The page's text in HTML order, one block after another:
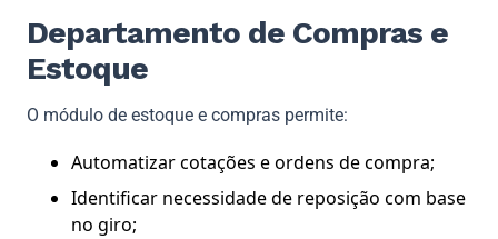
Departamento de Compras e
Estoque
O módulo de estoque e compras permite:
Automatizar cotações e ordens de compra;
Identificar necessidade de reposição com base
no giro;